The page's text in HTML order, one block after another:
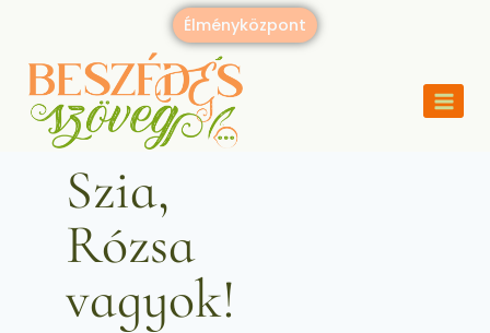
Élményközpont
Szia,
Rózsa
vagyok!